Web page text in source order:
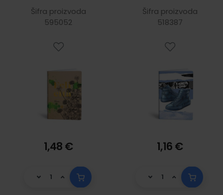
Šifra proizvoda
595052
1,48 €
Šifra proizvoda
518387
1,16 €